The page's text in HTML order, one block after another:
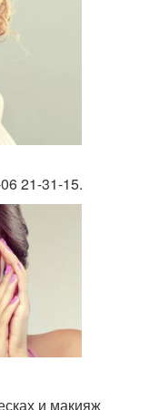
21-31-15.
и макияж